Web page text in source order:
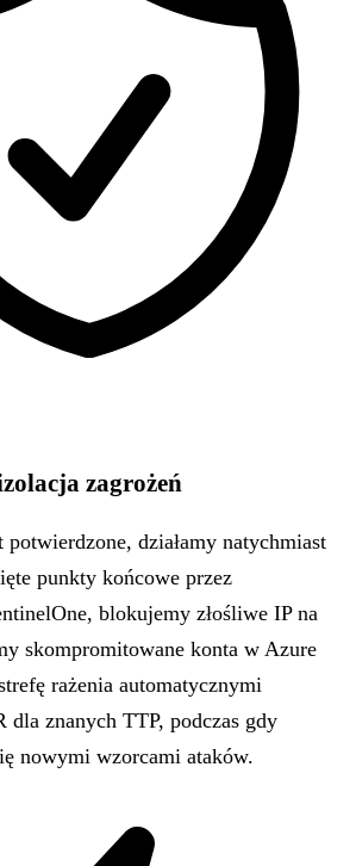
zagrożeń
potwierdzone, działamy natychmiast
punkty końcowe przez
blokujemy złośliwe IP na
skompromitowane konta w Azure
rażenia automatycznymi
dla znanych TTP, podczas gdy
nowymi wzorcami ataków.